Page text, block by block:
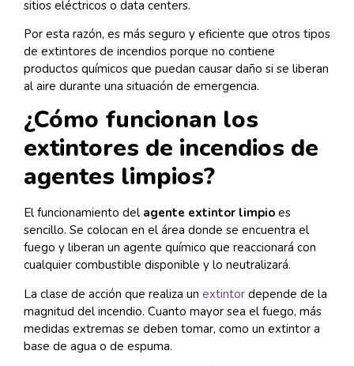
sitios eléctricos o data centers.
Por esta razón, es más seguro y eficiente que otros tipos
de extintores de incendios porque no contiene
productos químicos que puedan causar daño si se liberan
al aire durante una situación de emergencia.
¿Cómo funcionan los
extintores de incendios de
agentes limpios?
El funcionamiento del agente extintor limpio es
sencillo. Se colocan en el área donde se encuentra el
fuego y liberan un agente químico que reaccionará con
cualquier combustible disponible y lo neutralizará.
La clase de acción que realiza un extintor depende de la
magnitud del incendio. Cuanto mayor sea el fuego, más
medidas extremas se deben tomar, como un extintor a
base de agua o de espuma.